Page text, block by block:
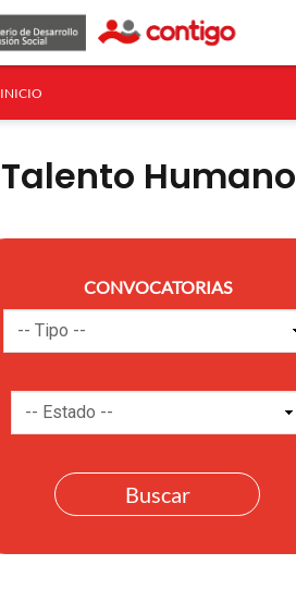
INICIO
Talento Humano
CONVOCATORIAS